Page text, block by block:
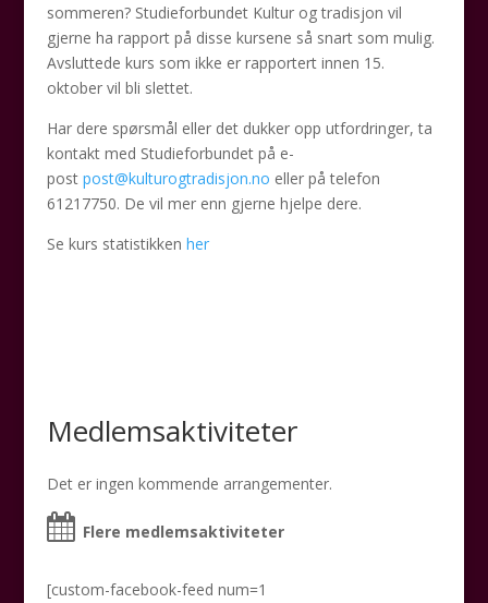
sommeren? Studieforbundet Kultur og tradisjon vil
gjerne ha rapport på disse kursene så snart som mulig.
Avsluttede kurs som ikke er rapportert innen 15.
oktober vil bli slettet.
Har dere spørsmål eller det dukker opp utfordringer, ta
kontakt med Studieforbundet på e-
post post@kulturogtradisjon.no eller på telefon
61217750. De vil mer enn gjerne hjelpe dere.
Se kurs statistikken her
Medlemsaktiviteter
Det er ingen kommende arrangementer.
Flere medlemsaktiviteter
[custom-facebook-feed num=1